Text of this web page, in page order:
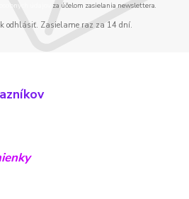
údajov za účelom zasielania newslettera.
odhlásiť. Zasielame raz za 14 dní.